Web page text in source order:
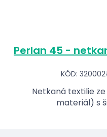
KÓD:
Netkaná textilie
materiál) s